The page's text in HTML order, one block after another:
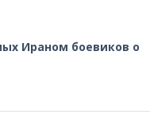
Ираном боевиков о